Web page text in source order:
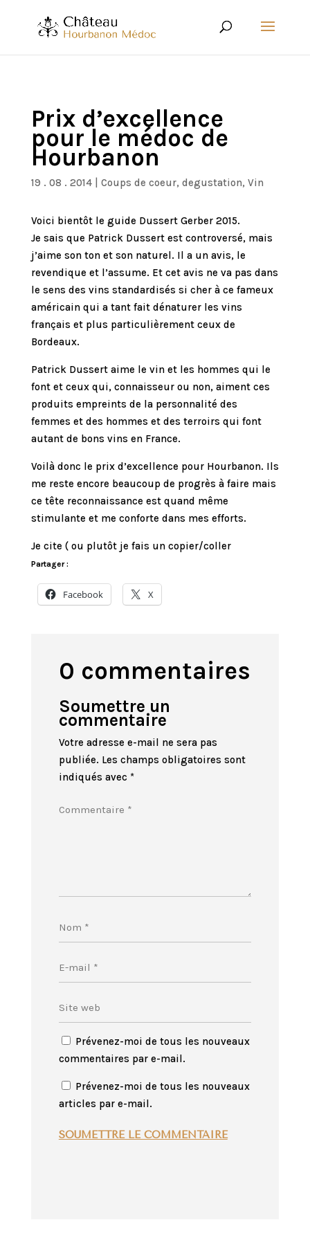
Prix d’excellence
pour le médoc de
Hourbanon
19 . 08 . 2014| Coups de coeur, degustation, Vin
Voici bientôt le guide Dussert Gerber 2015.
Je sais que Patrick Dussert est controversé, mais
j’aime son ton et son naturel. Il a un avis, le
revendique et l’assume. Et cet avis ne va pas dans
le sens des vins standardisés si cher à ce fameux
américain qui a tant fait dénaturer les vins
français et plus particulièrement ceux de
Bordeaux.
Patrick Dussert aime le vin et les hommes qui le
font et ceux qui, connaisseur ou non, aiment ces
produits empreints de la personnalité des
femmes et des hommes et des terroirs qui font
autant de bons vins en France.
Voilà donc le prix d’excellence pour Hourbanon. Ils
me reste encore beaucoup de progrès à faire mais
ce tête reconnaissance est quand même
stimulante et me conforte dans mes efforts.
Je cite ( ou plutôt je fais un copier/coller
Partager :
Facebook X
0 commentaires
Soumettre un
commentaire
Votre adresse e-mail ne sera pas
publiée. Les champs obligatoires sont
indiqués avec *
Prévenez-moi de tous les nouveaux
commentaires par e-mail.
Prévenez-moi de tous les nouveaux
articles par e-mail.
SOUMETTRE LE COMMENTAIRE